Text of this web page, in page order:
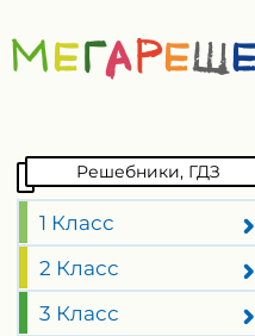
Решебники, ГДЗ
1 Класс
2 Класс
3 Класс